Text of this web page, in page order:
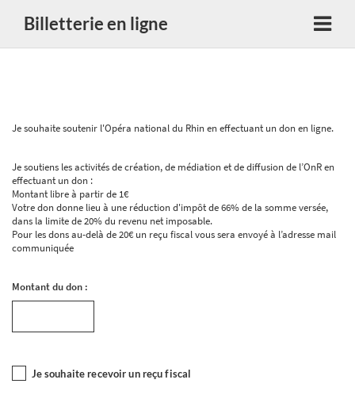
Billetterie en ligne
Je souhaite soutenir l'Opéra national du Rhin en effectuant un don en ligne.
Je soutiens les activités de création, de médiation et de diffusion de l’OnR en
effectuant un don :
Montant libre à partir de 1€
Votre don donne lieu à une réduction d'impôt de 66% de la somme versée,
dans la limite de 20% du revenu net imposable.
Pour les dons au-delà de 20€ un reçu fiscal vous sera envoyé à l’adresse mail
communiquée
Montant du don :
Je souhaite recevoir un reçu fiscal